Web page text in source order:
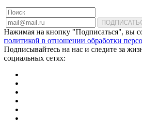
Нажимая на кнопку "Подписаться", вы
политикой в отношении обработки
Подписывайтесь на нас и следите за
социальных сетях: